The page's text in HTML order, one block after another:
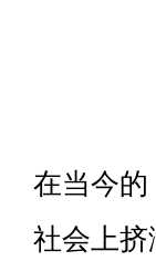
在当今
社会上